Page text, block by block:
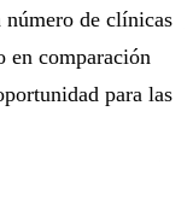
de clínicas
en comparación
para las